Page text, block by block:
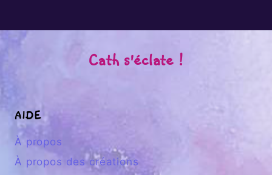
Cath s'éclate !
AIDE
À propos
À propos des créations